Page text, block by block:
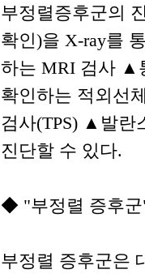
부정렬증후군의
확인)을 X-ray를
하는 MRI 검사 ▲
확인하는 적외선
검사(TPS) ▲발란
진단할 수 있다.
◆ "부정렬 증후군
부정렬 증후군은